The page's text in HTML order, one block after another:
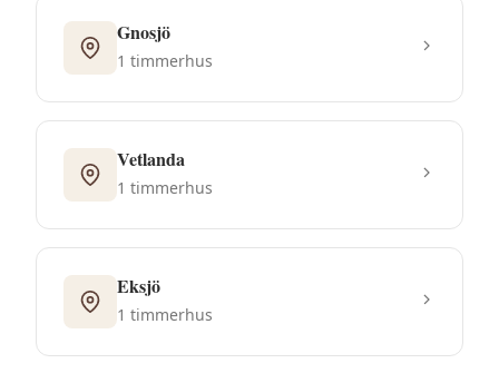
Gnosjö
1 timmerhus
Vetlanda
1 timmerhus
Eksjö
1 timmerhus